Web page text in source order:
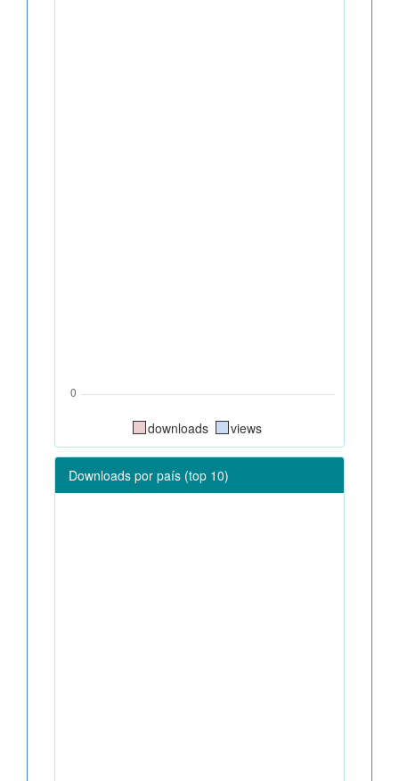
downloads views
Downloads por país (top 10)